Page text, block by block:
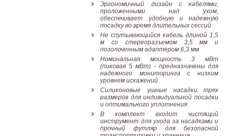
Эргономичный дизайн с кабелями,
проложенными над ухом,
обеспечивает удобную и надежную
посадку во время длительных сессий
Не спутывающийся кабель длиной 1,5
м со стереоразъемом 3,5 мм и
позолоченным адаптером 6,3 мм
Номинальная мощность 3 мВт
(пиковая 5 мВт) - предназначены для
надежного мониторинга с низким
уровнем искажений
Силиконовые ушные насадки трех
размеров для индивидуальной посадки
и оптимального уплотнения
В комплект входит чистящий
инструмент для ухода за насадками и
прочный футляр для безопасной